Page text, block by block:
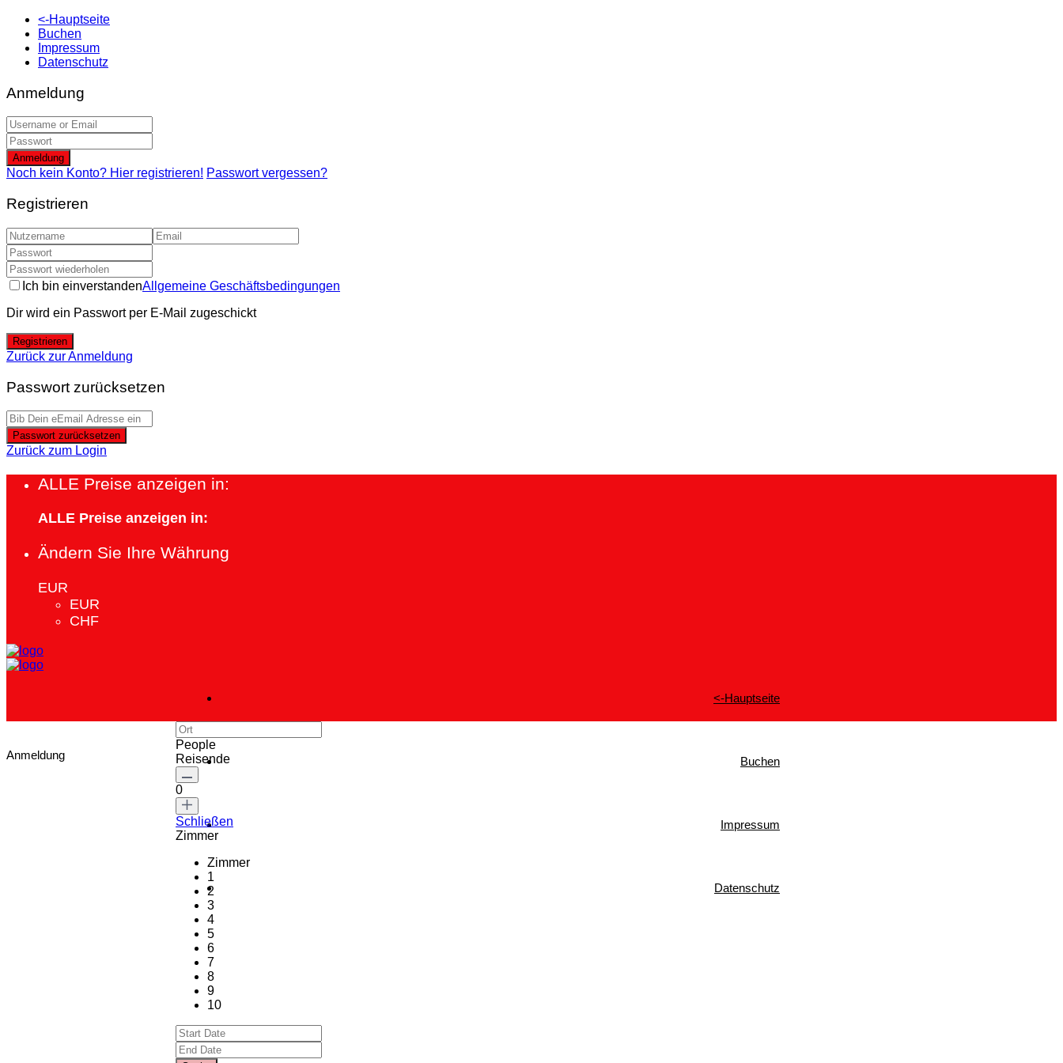
<-Hauptseite
Buchen
Impressum
Datenschutz
Anmeldung
Anmeldung
Noch kein Konto? Hier registrieren! Passwort vergessen?
Registrieren
Ich bin einverstandenAllgemeine Geschäftsbedingungen
Dir wird ein Passwort per E-Mail zugeschickt
Registrieren
Zurück zur Anmeldung
Passwort zurücksetzen
Passwort zurücksetzen
Zurück zum Login
ALLE Preise anzeigen in:
ALLE Preise anzeigen in:
Ändern Sie Ihre Währung
EUR
EUR
CHF
<-Hauptseite
Buchen
Impressum
Datenschutz
Anmeldung
People
Reisende
0
Schließen
Zimmer
Zimmer
1
2
3
4
5
6
7
8
9
10